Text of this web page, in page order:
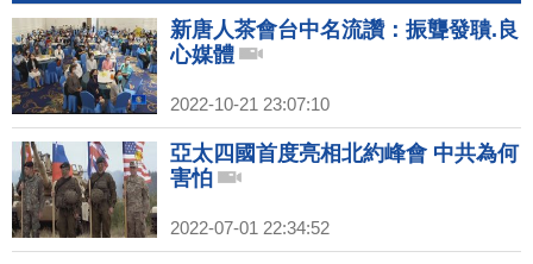
新唐人茶會台中名流讚：振聾發聵.良
心媒體
2022-10-21 23:07:10
亞太四國首度亮相北約峰會 中共為何
害怕
2022-07-01 22:34:52